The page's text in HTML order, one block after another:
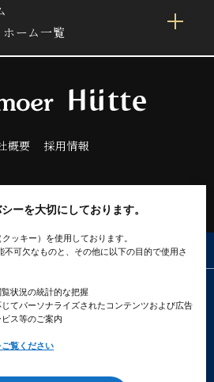
ーを大切にしております。
ッキー）を使用しております。
不可欠なものと、その他に以下の目的で使用さ
状況の統計的な把握
てパーソナライズされたコンテンツおよび広告
ス等のご案内
覧ください
ーム一覧
概要 採用情報
ソーシャルメディアポリシー
クッキーポリシー